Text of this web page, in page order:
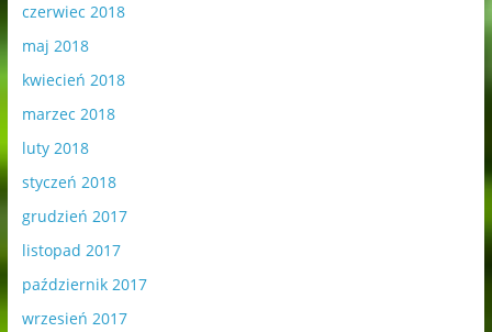
czerwiec 2018
maj 2018
kwiecień 2018
marzec 2018
luty 2018
styczeń 2018
grudzień 2017
listopad 2017
październik 2017
wrzesień 2017